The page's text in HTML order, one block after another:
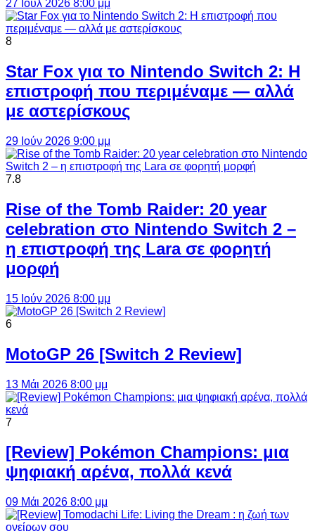
27 Ιούλ 2026 8:00 μμ
8
Star Fox για το Nintendo Switch 2: Η
επιστροφή που περιμέναμε — αλλά
με αστερίσκους
29 Ιούν 2026 9:00 μμ
7.8
Rise of the Tomb Raider: 20 year
celebration στο Nintendo Switch 2 –
η επιστροφή της Lara σε φορητή
μορφή
15 Ιούν 2026 8:00 μμ
6
MotoGP 26 [Switch 2 Review]
13 Μάι 2026 8:00 μμ
7
[Review] Pokémon Champions: μια
ψηφιακή αρένα, πολλά κενά
09 Μάι 2026 8:00 μμ